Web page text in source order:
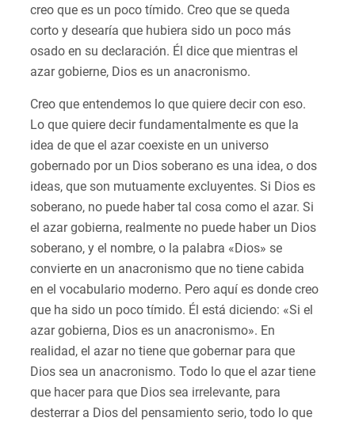
creo que es un poco tímido. Creo que se queda
corto y desearía que hubiera sido un poco más
osado en su declaración. Él dice que mientras el
azar gobierne, Dios es un anacronismo.
Creo que entendemos lo que quiere decir con eso.
Lo que quiere decir fundamentalmente es que la
idea de que el azar coexiste en un universo
gobernado por un Dios soberano es una idea, o dos
ideas, que son mutuamente excluyentes. Si Dios es
soberano, no puede haber tal cosa como el azar. Si
el azar gobierna, realmente no puede haber un Dios
soberano, y el nombre, o la palabra «Dios» se
convierte en un anacronismo que no tiene cabida
en el vocabulario moderno. Pero aquí es donde creo
que ha sido un poco tímido. Él está diciendo: «Si el
azar gobierna, Dios es un anacronismo». En
realidad, el azar no tiene que gobernar para que
Dios sea un anacronismo. Todo lo que el azar tiene
que hacer para que Dios sea irrelevante, para
desterrar a Dios del pensamiento serio, todo lo que